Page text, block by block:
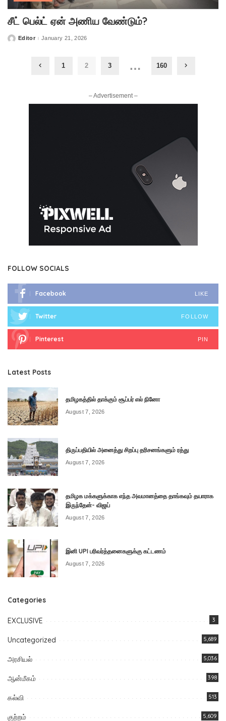
சீட் பெல்ட் ஏன் அணிய வேண்டும்?
PostedEditor January 21, 2026
1 2 3 … 160
– Advertisement –
FOLLOW SOCIALS
Facebook LIKE
Twitter FOLLOW
Pinterest PIN
Latest Posts
தமிழகத்தில் தாக்கும் சூப்பர் எல் நினோ
August 7, 2026
திருப்பதியில் அனைத்து சிறப்பு தரிசனங்களும் ரத்து
August 7, 2026
தமிழக மக்களுக்காக எந்த அவமானத்தை தாங்கவும் தயாராக
இருந்தேன்- விஜய்
August 7, 2026
இனி UPI பரிவர்த்தனைகளுக்கு கட்டணம்
August 7, 2026
Categories
EXCLUSIVE 3
Uncategorized 5,689
அரசியல் 5,036
ஆன்மீகம் 398
கல்வி 513
குற்றம் 5,609